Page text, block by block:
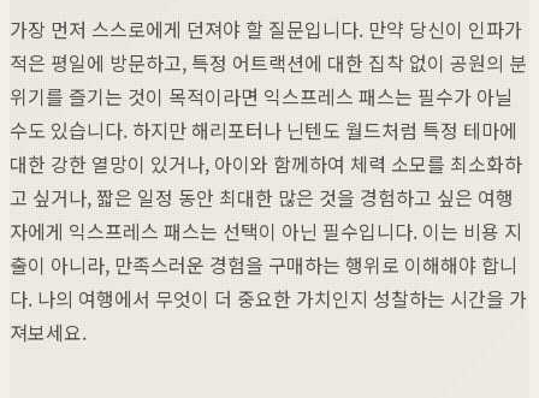
가장 먼저 스스로에게 던져야 할 질문입니다. 만약 당신이 인파가
적은 평일에 방문하고, 특정 어트랙션에 대한 집착 없이 공원의 분
위기를 즐기는 것이 목적이라면 익스프레스 패스는 필수가 아닐
수도 있습니다. 하지만 해리포터나 닌텐도 월드처럼 특정 테마에
대한 강한 열망이 있거나, 아이와 함께하여 체력 소모를 최소화하
고 싶거나, 짧은 일정 동안 최대한 많은 것을 경험하고 싶은 여행
자에게 익스프레스 패스는 선택이 아닌 필수입니다. 이는 비용 지
출이 아니라, 만족스러운 경험을 구매하는 행위로 이해해야 합니
다. 나의 여행에서 무엇이 더 중요한 가치인지 성찰하는 시간을 가
져보세요.